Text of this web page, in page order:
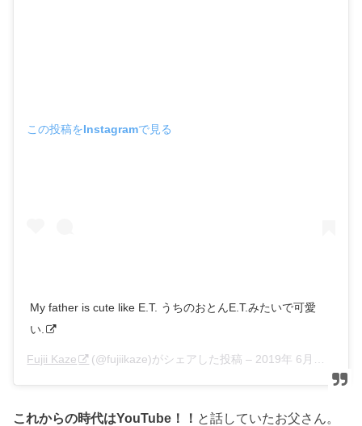
この投稿をInstagramで見る
My father is cute like E.T. うちのおとんE.T.みたいで可愛
い.
Fujii Kaze (@fujiikaze)がシェアした投稿 – 2019年 6月月16日午前2時50分PDT
これからの時代はYouTube！！ と話していたお父さん。